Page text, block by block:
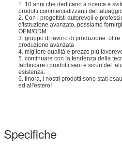
1. 10 anni che dedicano a ricerca e
prodotti commercializzanti del
2. Con i progettisti autorevoli e
d'istruzione avanzato, possiamo
OEM/ODM.
3. gruppo di lavoro di produzione:
produzione avanzata
4. migliore qualità e prezzo più
5. continuare con la tendenza della
fabbricare i prodotti sani e sicuri del
esistenza.
6. finora, i nostri prodotti sono stati
ed all'estero!
Specifiche